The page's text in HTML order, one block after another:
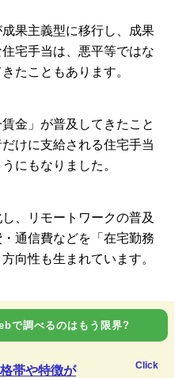
果主義型に移行し、成果
宅手当は、悪平等ではな
たこともあります。
金」が普及してきたこと
けに支給される住宅手当
にもなりました。
、リモートワークの普及
通信費などを「在宅勤務
向性も生まれています。
で調べるのはもう限界?
帯や特徴が
Click